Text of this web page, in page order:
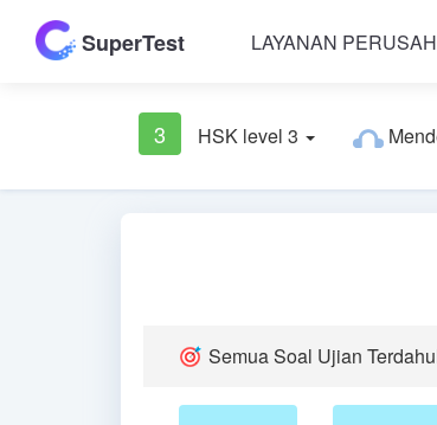
SuperTest LAYANAN
3 HSK level 3
Semua Soal Ujian